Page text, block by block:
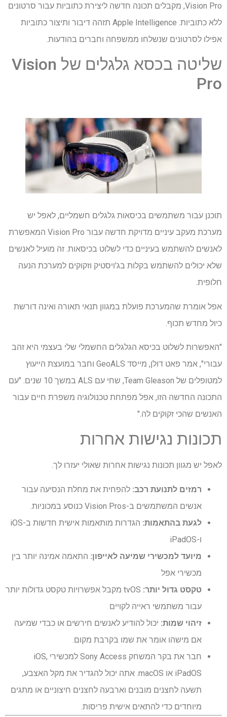
Vision Pro, מקבלים תכונה חדשה ליצירת כתוביות עבור סרטונים
ללא כתוביות. Apple Intelligence תזהה דיבור ותיצור כתוביות
אפילו לסרטונים שנשלחו ממשפחה וחברים בהודעות.
שליטה בכסא גלגלים של Vision
Pro
תוכנן עבור משתמשים בכיסאות גלגלים חשמליים, לאפל יש
מערכת מעקב עיניים מדויקת חדשה עבור Vision Pro המאפשרת
לאנשים להשתמש בעיניים כדי לשלוט בכיסאות. זה מועיל לאנשים
שלא יכולים להשתמש בקלות בג'ויסטיק וזקוקים למערכת הנעה
חלופית.
אפל אומרת שהמערכת פועלת במגוון תנאי תאורה ואינה דורשת
כיול מחדש תכוף.
"האפשרות לשלוט בכיסא הגלגלים החשמלי שלי בעצמי היא זהב
עבורי", אמר פאט דולן, מייסד GeoALS וחבר במועצת הייעוץ
למטופלים של Team Gleason, שחי עם ALS במשך 10 שנים. "עם
התכונה החדשה הזו, אפל מפתחת טכנולוגיה משפרת חיים עבור
האנשים שהכי זקוקים לה."
תכונות נגישות אחרות
לאפל יש מגוון תכונות נגישות אחרות שאולי יעזרו לך.
רמזים לתנועת רכב: להפחית את מחלת הנסיעה עבור
אנשים המשתמשים ב-Vision Pros כנוסע במכוניות.
לגעת בהתאמות:
הגדרות מותאמות אישית חדשות ב-iOS
ו-iPadOS
מיועד למכשירי שמיעה לאייפון: התאמה אמינה יותר בין
מכשירי אפל
טקסט גדול יותר:
tvOS מקבל אפשרויות טקסט גדולות יותר
עבור משתמשי ראייה לקויים
זיהוי שמות: יכול להודיע ​​לאנשים חירשים או כבדי שמיעה
אם מישהו אומר את שמו בקרבת מקום.
חבר את בקר המשחק Sony Access למכשירי iOS,
iPadOS או macOS. אתה יכול להגדיר את מקל האצבע,
תשעה לחצנים מובנים וארבעה לחצנים חיצוניים או מתגים
מיוחדים כדי להתאים אישית פריסות.